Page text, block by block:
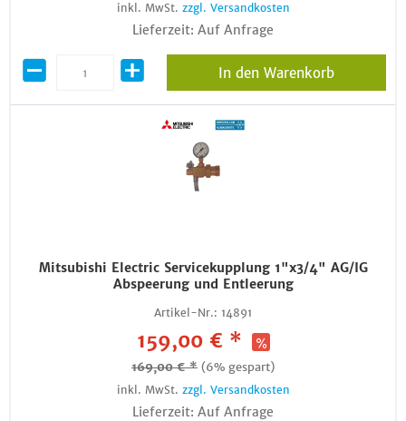
inkl. MwSt. zzgl. Versandkosten
Lieferzeit: Auf Anfrage
In den Warenkorb
Mitsubishi Electric Servicekupplung 1"x3/4" AG/IG
Abspeerung und Entleerung
Artikel-Nr.: 14891
159,00 € *
169,00 € * (6% gespart)
inkl. MwSt. zzgl. Versandkosten
Lieferzeit: Auf Anfrage